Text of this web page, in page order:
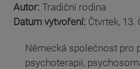
Autor: Tradiční rodina
Datum vytvoření: Čtvrtek, 13.
Německá společnost pro
psychoterapii,